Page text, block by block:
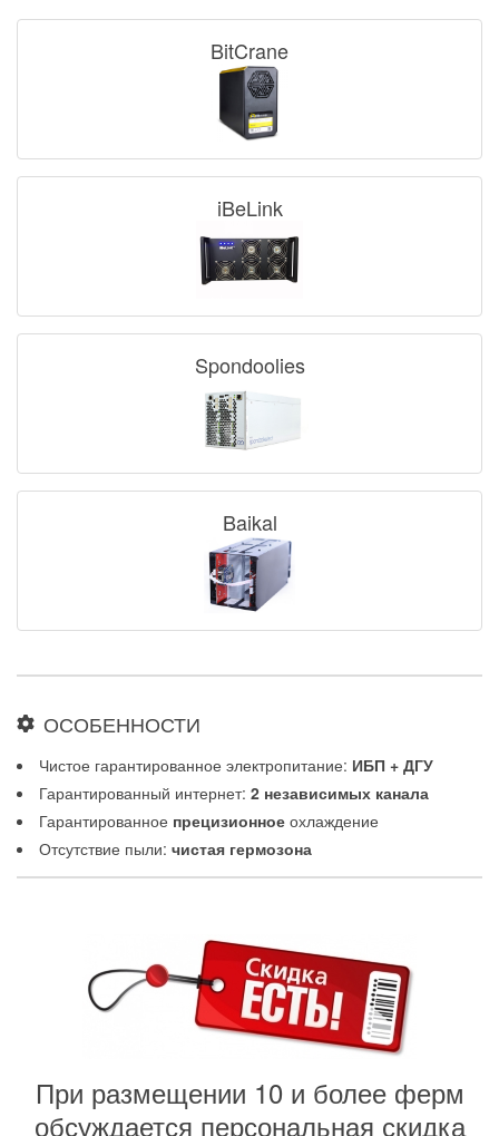
BitCrane
iBeLink
Spondoolies
Baikal
ОСОБЕННОСТИ
Чистое гарантированное электропитание: ИБП + ДГУ
Гарантированный интернет: 2 независимых канала
Гарантированное прецизионное охлаждение
Отсутствие пыли: чистая гермозона
При размещении 10 и более ферм
обсуждается персональная скидка